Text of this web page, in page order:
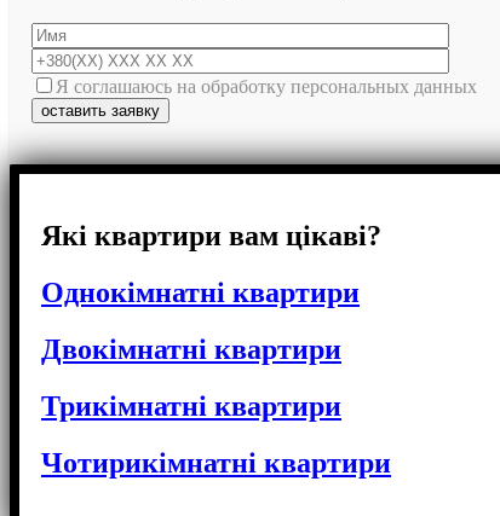
Я соглашаюсь на обработку персональных данных
Які квартири вам цікаві?
Однокімнатні квартири
Двокімнатні квартири
Трикімнатні квартири
Чотирикімнатні квартири